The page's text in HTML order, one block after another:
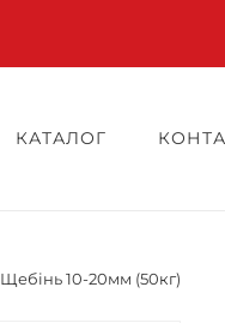
КАТАЛОГ
Щебінь 10-20мм (50кг)